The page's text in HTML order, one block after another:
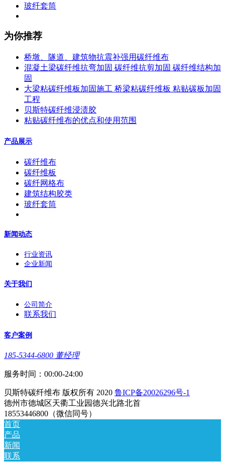
玻纤套筒
为你推荐
桥墩、隧道、建筑物抗震补强用碳纤维布
混凝土梁碳纤维抗弯加固 碳纤维抗剪加固 碳纤维结构加
固
大梁粘碳纤维板加固施工 桥梁粘碳纤维板 粘贴碳板加固
工程
贝斯特碳纤维浸渍胶
粘贴碳纤维布的优点和使用范围
产品展示
碳纤维布
碳纤维板
碳纤网格布
建筑结构胶类
玻纤套筒
新闻动态
行业资讯
企业新闻
关于我们
公司简介
联系我们
客户案例
185-5344-6800 董经理
服务时间：00:00-24:00
贝斯特碳纤维布 版权所有 2020 鲁ICP备20026296号-1
德州市德城区天衢工业园德兴北路北首
18553446800（微信同号）
首页
产品
新闻
联系